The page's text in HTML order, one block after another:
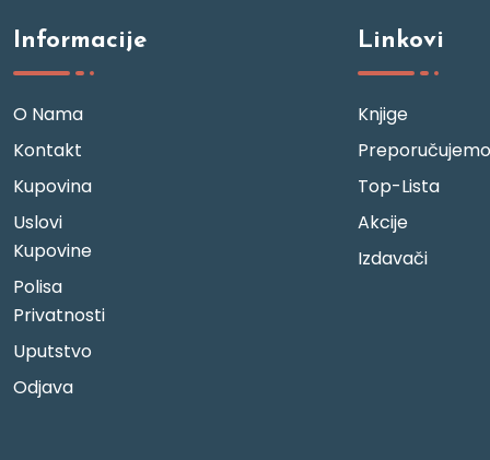
Informacije
O Nama
Kontakt
Kupovina
Uslovi
Kupovine
Polisa
Privatnosti
Uputstvo
Odjava
Linkovi
Knjige
Preporučujemo
Top-Lista
Akcije
Izdavači